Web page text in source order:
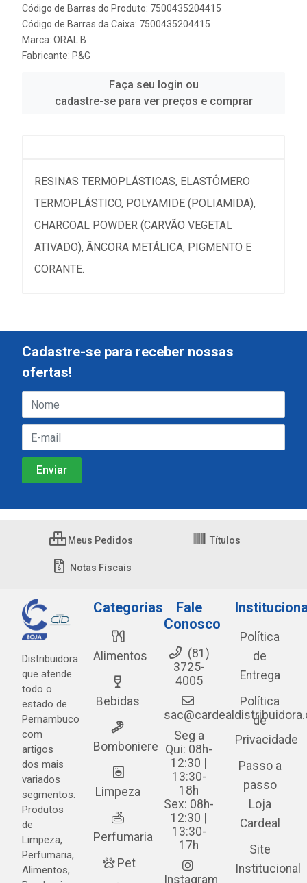
Código de Barras do Produto: 7500435204415
Código de Barras da Caixa: 7500435204415
Marca: ORAL B
Fabricante: P&G
Faça seu login ou
cadastre-se para ver preços e comprar
RESINAS TERMOPLÁSTICAS, ELASTÔMERO
TERMOPLÁSTICO, POLYAMIDE (POLIAMIDA),
CHARCOAL POWDER (CARVÃO VEGETAL
ATIVADO), ÂNCORA METÁLICA, PIGMENTO E
CORANTE.
Cadastre-se para receber nossas
ofertas!
Meus Pedidos Títulos
Notas Fiscais
Distribuidora
que atende
todo o
estado de
Pernambuco
com
artigos
dos mais
variados
segmentos:
Produtos
de
Limpeza,
Perfumaria,
Alimentos,
Categorias
Alimentos
Bebidas
Bomboniere
Limpeza
Perfumaria
Pet
Fale
Conosco
(81)
3725-
4005
Seg a
Qui: 08h-
12:30 |
13:30-
18h
Sex: 08h-
12:30 |
13:30-
17h
Instagram
Política
de
Entrega
Política
de
Privacidade
Passo a
passo
Loja
Cardeal
Site
Institucional